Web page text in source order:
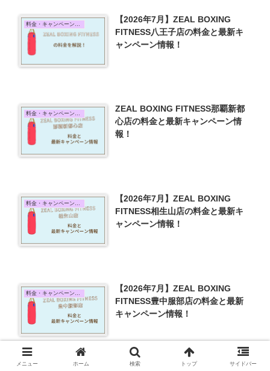
【2026年7月】ZEAL BOXING
FITNESS八王子店の料金と最新キ
ャンペーン情報！
料金・キャンペーン情報
ZEAL BOXING FITNESS那覇新都
心店の料金と最新キャンペーン情
報！
料金・キャンペーン情報
【2026年7月】ZEAL BOXING
FITNESS相生山店の料金と最新キ
ャンペーン情報！
【2026年7月】ZEAL BOXING
FITNESS豊中服部店の料金と最新
キャンペーン情報！
メニュー ホーム 検索 トップ サイドバー